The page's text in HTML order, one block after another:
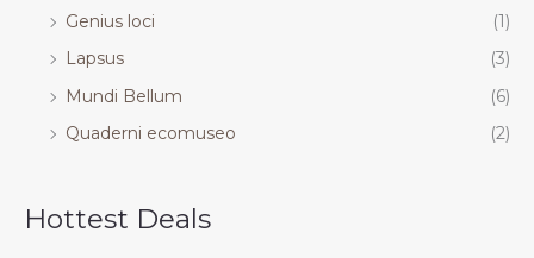
Genius loci
(1)
Lapsus
(3)
Mundi Bellum
(6)
Quaderni ecomuseo
(2)
Hottest Deals